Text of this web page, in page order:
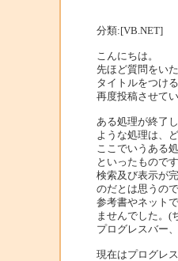
分類:[VB.NET]
こんにちは。
先ほど質問をい
タイトルをつけ
再度投稿させて
ある処理が終了
ような処理は、
ここでいうある
といったものです
検索及び表示が
のだとは思うの
参考書やネット
ませんでした。(
プログレスバー
現在はプログレ